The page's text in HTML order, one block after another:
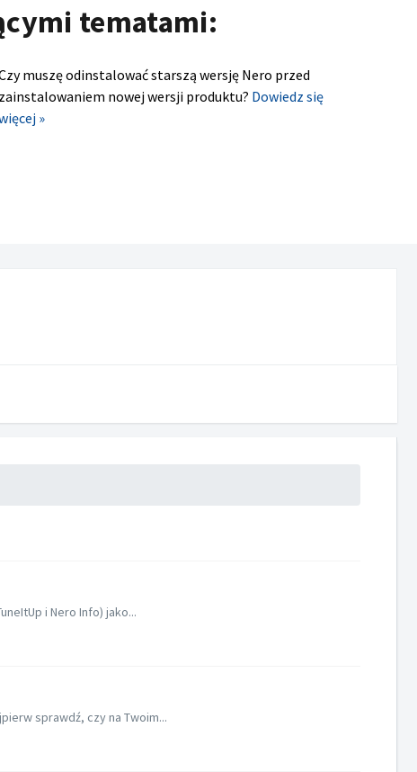
tematami:
muszę odinstalować starszą wersję Nero przed
zainstalowaniem nowej wersji produktu? Dowiedz się
»
i Nero Info) jako...
sprawdź, czy na Twoim...